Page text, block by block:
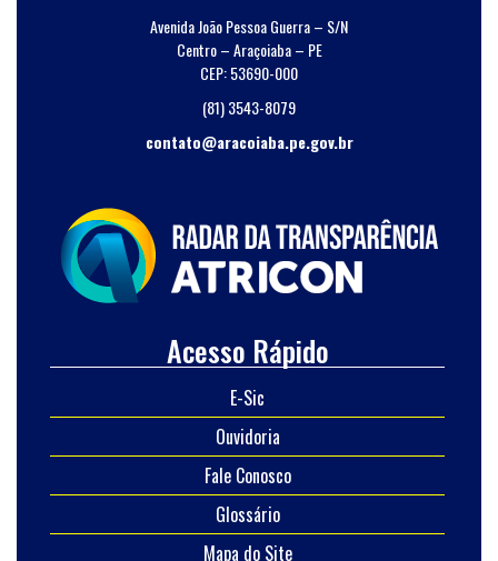
Avenida João Pessoa Guerra – S/N
Centro – Araçoiaba – PE
CEP: 53690-000
(81) 3543-8079
contato@aracoiaba.pe.gov.br
Acesso Rápido
E-Sic
Ouvidoria
Fale Conosco
Glossário
Mapa do Site